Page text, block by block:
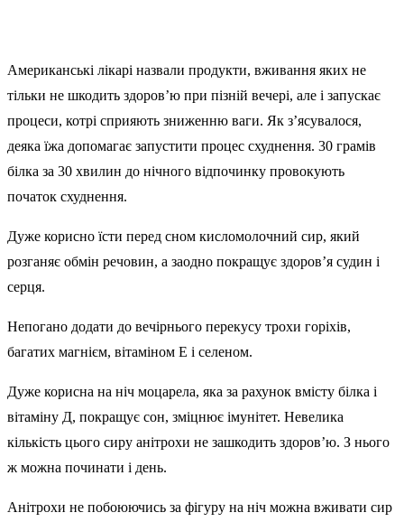
Американські лікарі назвали продукти, вживання яких не
тільки не шкодить здоров’ю при пізній вечері, але і запускає
процеси, котрі сприяють зниженню ваги. Як з’ясувалося,
деяка їжа допомагає запустити процес схуднення. 30 грамів
білка за 30 хвилин до нічного відпочинку провокують
початок схуднення.
Дуже корисно їсти перед сном кисломолочний сир, який
розганяє обмін речовин, а заодно покращує здоров’я судин і
серця.
Непогано додати до вечірнього перекусу трохи горіхів,
багатих магнієм, вітаміном Е і селеном.
Дуже корисна на ніч моцарела, яка за рахунок вмісту білка і
вітаміну Д, покращує сон, зміцнює імунітет. Невелика
кількість цього сиру анітрохи не зашкодить здоров’ю. З нього
ж можна починати і день.
Анітрохи не побоюючись за фігуру на ніч можна вживати сир